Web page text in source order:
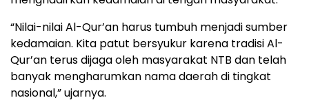
“Nilai-nilai Al-Qur’an harus tumbuh menjadi sumber
kedamaian. Kita patut bersyukur karena tradisi Al-
Qur’an terus dijaga oleh masyarakat NTB dan telah
banyak mengharumkan nama daerah di tingkat
nasional,” ujarnya.